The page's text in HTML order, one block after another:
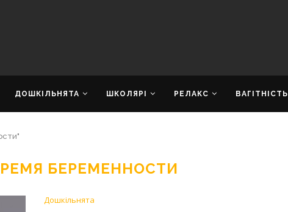
ДОШКІЛЬНЯТА ШКОЛЯРІ РЕЛАКС ВАГІТНІСТЬ
БЕРЕМЕННОСТИ
Дошкільнята